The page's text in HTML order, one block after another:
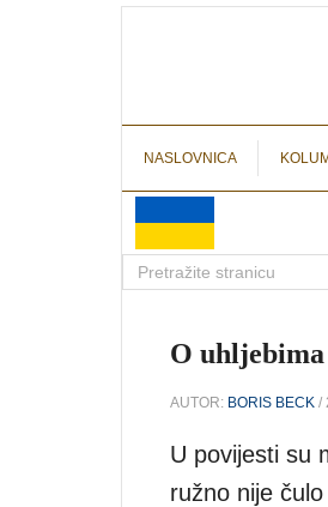
NASLOVNICA
O uhljebima
AUTOR: BORIS BECK /
U povijesti su
ružno nije